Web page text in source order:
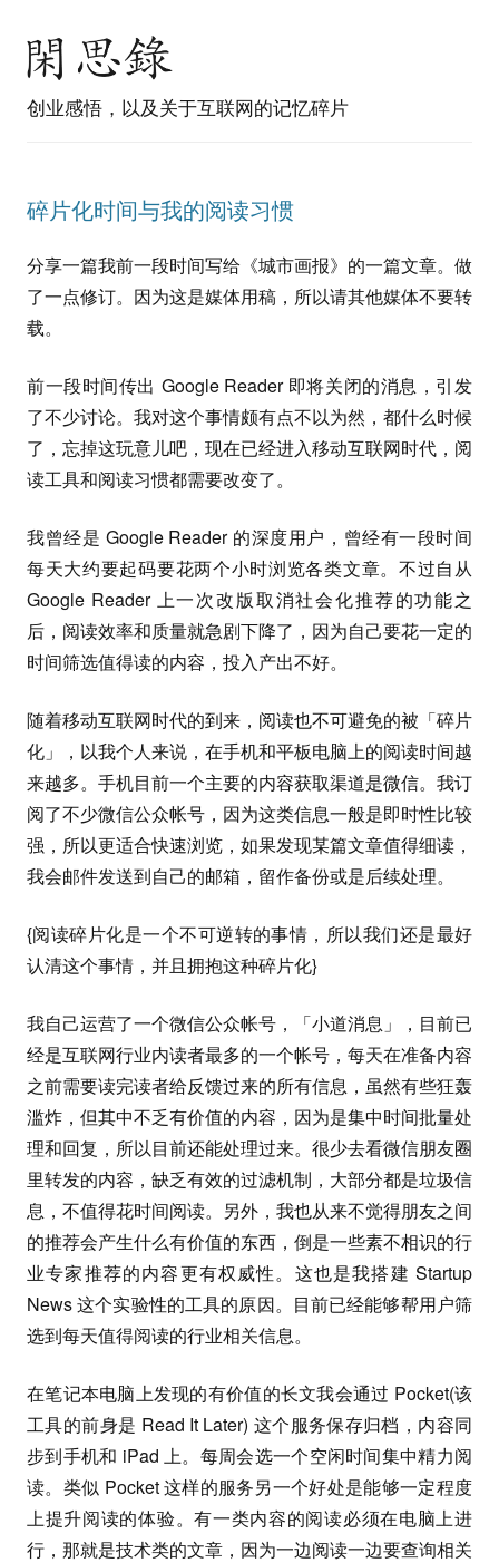
创业感悟，以及关于互联网的记忆碎片
碎片化时间与我的阅读习惯
分享一篇我前一段时间写给《城市画报》的一篇文章。做
了一点修订。因为这是媒体用稿，所以请其他媒体不要转
载。
前一段时间传出 Google Reader 即将关闭的消息，引发
了不少讨论。我对这个事情颇有点不以为然，都什么时候
了，忘掉这玩意儿吧，现在已经进入移动互联网时代，阅
读工具和阅读习惯都需要改变了。
我曾经是 Google Reader 的深度用户，曾经有一段时间
每天大约要起码要花两个小时浏览各类文章。不过自从
Google Reader 上一次改版取消社会化推荐的功能之
后，阅读效率和质量就急剧下降了，因为自己要花一定的
时间筛选值得读的内容，投入产出不好。
随着移动互联网时代的到来，阅读也不可避免的被「碎片
化」，以我个人来说，在手机和平板电脑上的阅读时间越
来越多。手机目前一个主要的内容获取渠道是微信。我订
阅了不少微信公众帐号，因为这类信息一般是即时性比较
强，所以更适合快速浏览，如果发现某篇文章值得细读，
我会邮件发送到自己的邮箱，留作备份或是后续处理。
{阅读碎片化是一个不可逆转的事情，所以我们还是最好
认清这个事情，并且拥抱这种碎片化}
我自己运营了一个微信公众帐号，「小道消息」，目前已
经是互联网行业内读者最多的一个帐号，每天在准备内容
之前需要读完读者给反馈过来的所有信息，虽然有些狂轰
滥炸，但其中不乏有价值的内容，因为是集中时间批量处
理和回复，所以目前还能处理过来。很少去看微信朋友圈
里转发的内容，缺乏有效的过滤机制，大部分都是垃圾信
息，不值得花时间阅读。另外，我也从来不觉得朋友之间
的推荐会产生什么有价值的东西，倒是一些素不相识的行
业专家推荐的内容更有权威性。这也是我搭建 Startup
News 这个实验性的工具的原因。目前已经能够帮用户筛
选到每天值得阅读的行业相关信息。
在笔记本电脑上发现的有价值的长文我会通过 Pocket(该
工具的前身是 Read It Later) 这个服务保存归档，内容同
步到手机和 iPad 上。每周会选一个空闲时间集中精力阅
读。类似 Pocket 这样的服务另一个好处是能够一定程度
上提升阅读的体验。有一类内容的阅读必须在电脑上进
行，那就是技术类的文章，因为一边阅读一边要查询相关